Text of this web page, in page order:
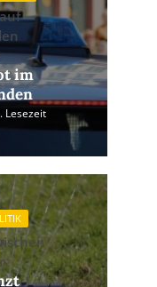
im
Lesezeit